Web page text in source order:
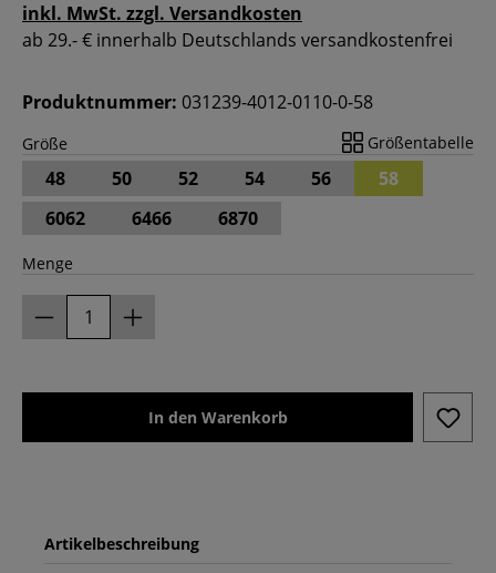
inkl. MwSt. zzgl. Versandkosten
ab 29.- € innerhalb Deutschlands versandkostenfrei
Produktnummer: 031239-4012-0110-0-58
Größe Größentabelle
48 50 52 54 56
58
6062
6466 6870
Menge
In den Warenkorb
Artikelbeschreibung